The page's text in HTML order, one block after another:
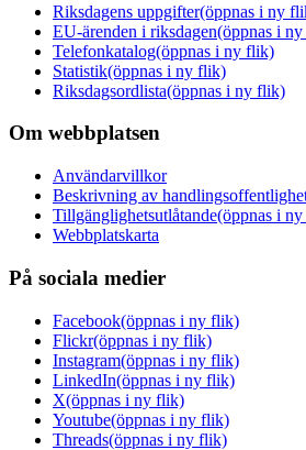
Riksdagens uppgifter(öppnas i ny
EU-ärenden i riksdagen(öppnas i
Telefonkatalog(öppnas i ny flik)
Statistik(öppnas i ny flik)
Riksdagsordlista(öppnas i ny flik)
Om webbplatsen
Användarvillkor
Beskrivning av
Tillgänglighetsutlåtande(öppnas i
Webbplatskarta
På sociala medier
Facebook(öppnas i ny flik)
Flickr(öppnas i ny flik)
Instagram(öppnas i ny flik)
LinkedIn(öppnas i ny flik)
X(öppnas i ny flik)
Youtube(öppnas i ny flik)
Threads(öppnas i ny flik)